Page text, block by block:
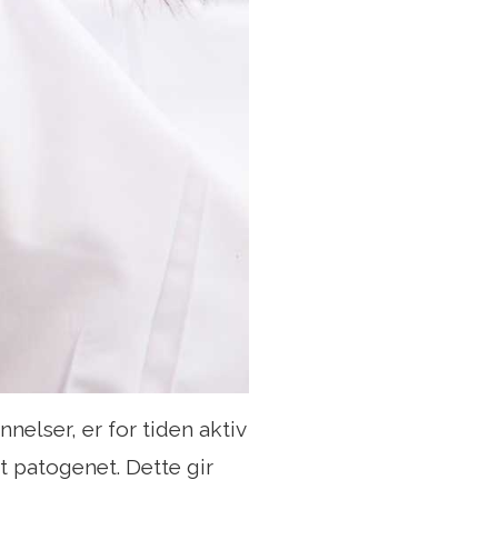
er for tiden aktiv
patogenet. Dette gir